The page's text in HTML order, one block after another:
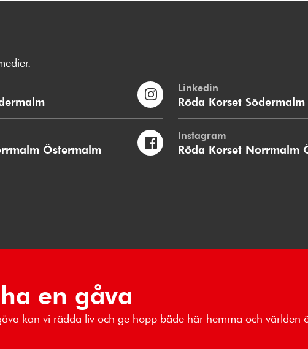
Linkedin
Röda Korset Södermalm
Östermalm
Instagram
Röda Korset Norrmalm
en gåva
kan vi rädda liv och ge hopp både här hemma och världen